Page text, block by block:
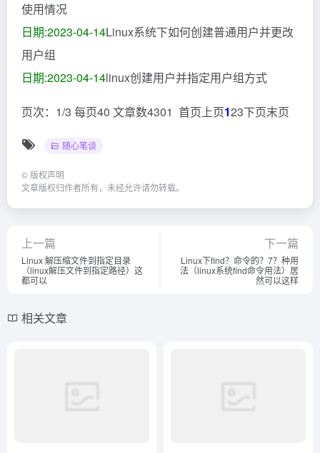
使用情况
日期:2023-04-14Linux系统下如何创建普通用户并更改
用户组
日期:2023-04-14linux创建用户并指定用户组方式
页次：1/3 每页40 文章数4301 首页上页123下页末页
随心笔谈
© 版权声明
文章版权归作者所有，未经允许请勿转载。
上一篇
Linux 解压缩文件到指定目录
（linux解压文件到指定路径）这
都可以
下一篇
Linux下find？命令的？7？种用
法（linux系统find命令用法）居
然可以这样
相关文章